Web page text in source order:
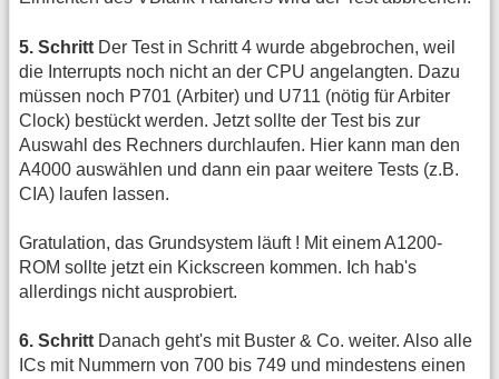
5. Schritt Der Test in Schritt 4 wurde abgebrochen, weil
die Interrupts noch nicht an der CPU angelangten. Dazu
müssen noch P701 (Arbiter) und U711 (nötig für Arbiter
Clock) bestückt werden. Jetzt sollte der Test bis zur
Auswahl des Rechners durchlaufen. Hier kann man den
A4000 auswählen und dann ein paar weitere Tests (z.B.
CIA) laufen lassen.
Gratulation, das Grundsystem läuft ! Mit einem A1200-
ROM sollte jetzt ein Kickscreen kommen. Ich hab's
allerdings nicht ausprobiert.
6. Schritt Danach geht's mit Buster & Co. weiter. Also alle
ICs mit Nummern von 700 bis 749 und mindestens einen